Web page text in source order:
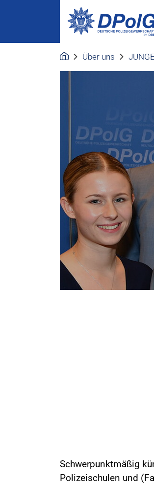
Über uns
Schwerpunktmäßig
Polizeischulen und